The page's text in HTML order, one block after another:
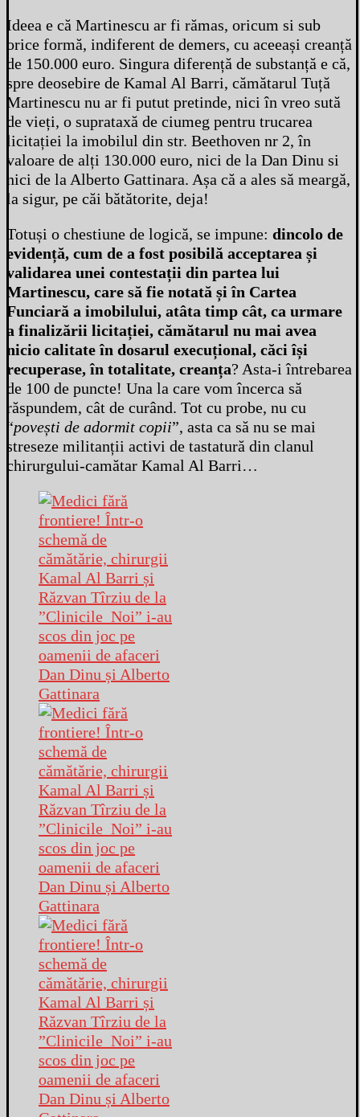
Ideea e că Martinescu ar fi rămas, oricum si sub
orice formă, indiferent de demers, cu aceeași creanță
de 150.000 euro. Singura diferență de substanță e că,
spre deosebire de Kamal Al Barri, cămătarul Tuță
Martinescu nu ar fi putut pretinde, nici în vreo sută
de vieți, o suprataxă de ciumeg pentru trucarea
licitației la imobilul din str. Beethoven nr 2, în
valoare de alți 130.000 euro, nici de la Dan Dinu si
nici de la Alberto Gattinara. Așa că a ales să meargă,
la sigur, pe căi bătătorite, deja!
Totuși o chestiune de logică, se impune: dincolo de
evidență, cum de a fost posibilă acceptarea și
validarea unei contestații din partea lui
Martinescu, care să fie notată și în Cartea
Funciară a imobilului, atâta timp cât, ca urmare
a finalizării licitației, cămătarul nu mai avea
nicio calitate în dosarul execuțional, căci își
recuperase, în totalitate, creanța? Asta-i întrebarea
de 100 de puncte! Una la care vom încerca să
răspundem, cât de curând. Tot cu probe, nu cu
“povești de adormit copii”, asta ca să nu se mai
streseze militanții activi de tastatură din clanul
chirurgului-camătar Kamal Al Barri…